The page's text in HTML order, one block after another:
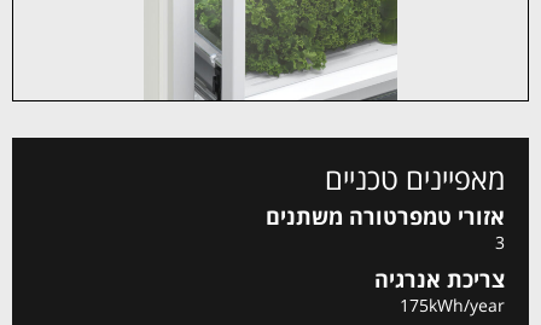
מאפיינים טכניים
אזורי טמפרטורה משתנים
3
צריכת אנרגיה
175kWh/year